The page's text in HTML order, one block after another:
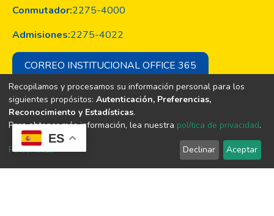
ES
Conmutador:2275-4000
Admisiones:2275-4022
CORREO INSTITUCIONAL OFFICE 365
Copyright © Todos los derechos son
de la Universidad Evangélica de El
Recopilamos y procesamos su información personal para los
siguientes propósitos: Autenticación, Preferencias,
Reconocimiento y Estadísticas.
Para obtener más información, lea nuestra política de privacidad.
Personalizar Declinar Aceptar